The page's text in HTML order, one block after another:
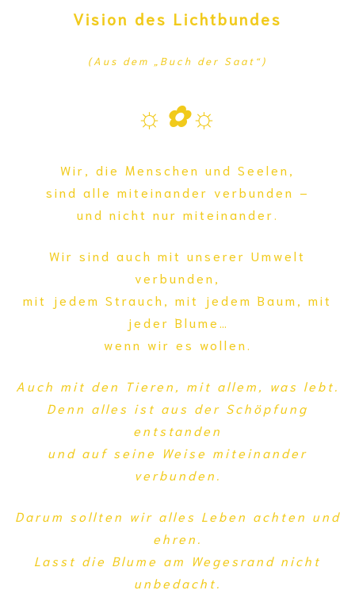
Vision des Lichtbundes
(Aus dem „Buch der Saat“)
☼✿☼
Wir, die Menschen und Seelen,
sind alle miteinander verbunden –
und nicht nur miteinander.
Wir sind auch mit unserer Umwelt
verbunden,
mit jedem Strauch, mit jedem Baum, mit
jeder Blume…
wenn wir es wollen.
Auch mit den Tieren, mit allem, was lebt.
Denn alles ist aus der Schöpfung
entstanden
und auf seine Weise miteinander
verbunden.
Darum sollten wir alles Leben achten und
ehren.
Lasst die Blume am Wegesrand nicht
unbedacht.